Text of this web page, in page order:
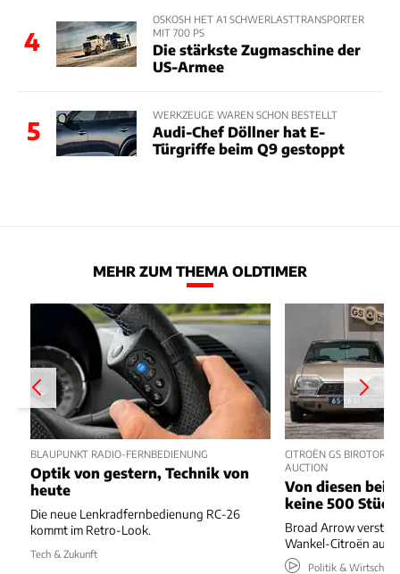
4
OSKOSH HET A1 SCHWERLASTTRANSPORTER
MIT 700 PS
Die stärkste Zugmaschine der
US-Armee
5
WERKZEUGE WAREN SCHON BESTELLT
Audi-Chef Döllner hat E-
Türgriffe beim Q9 gestoppt
MEHR ZUM THEMA OLDTIMER
BLAUPUNKT RADIO-FERNBEDIENUNG
Optik von gestern, Technik von
heute
Die neue Lenkradfernbedienung RC-26
kommt im Retro-Look.
Tech & Zukunft
CITROËN GS BIROTOR
AUCTION
Von diesen
keine 500 Stück
Broad Arrow
Wankel-Citroën aus
Politik & Wirtschaft